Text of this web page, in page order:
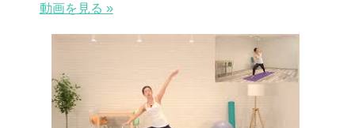
動画を見る »